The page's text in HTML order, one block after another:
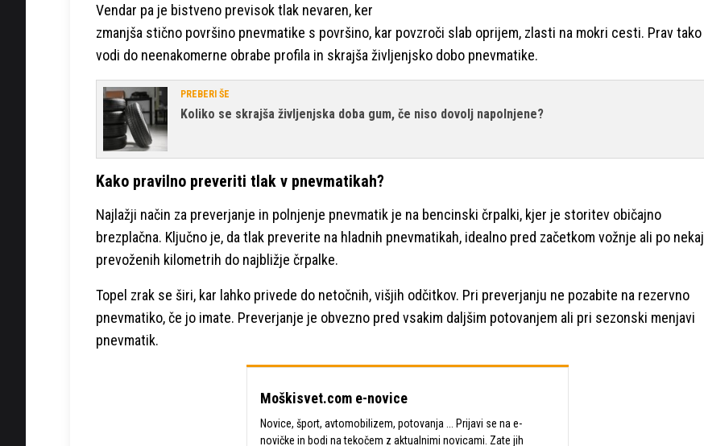
Vendar pa je bistveno previsok tlak nevaren, ker
zmanjša stično površino pnevmatike s površino, kar povzroči slab oprijem, zlasti na mokri cesti. Prav tako
vodi do neenakomerne obrabe profila in skrajša življenjsko dobo pnevmatike.
PREBERI ŠE
Koliko se skrajša življenjska doba gum, če niso dovolj napolnjene?
Kako pravilno preveriti tlak v pnevmatikah?
Najlažji način za preverjanje in polnjenje pnevmatik je na bencinski črpalki, kjer je storitev običajno
brezplačna. Ključno je, da tlak preverite na hladnih pnevmatikah, idealno pred začetkom vožnje ali po nekaj
prevoženih kilometrih do najbližje črpalke.
Topel zrak se širi, kar lahko privede do netočnih, višjih odčitkov. Pri preverjanju ne pozabite na rezervno
pnevmatiko, če jo imate. Preverjanje je obvezno pred vsakim daljšim potovanjem ali pri sezonski menjavi
pnevmatik.
Moškisvet.com e-novice
Novice, šport, avtomobilizem, potovanja ... Prijavi se na e-
novičke in bodi na tekočem z aktualnimi novicami. Zate jih